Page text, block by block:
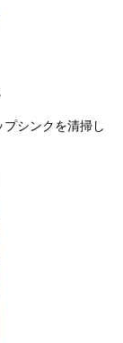
シンクを清掃し